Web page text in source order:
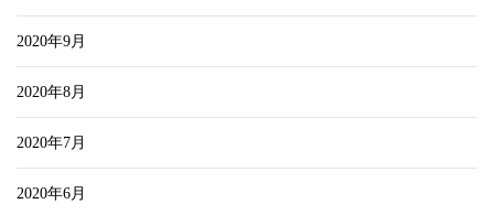
2020年9月
2020年8月
2020年7月
2020年6月